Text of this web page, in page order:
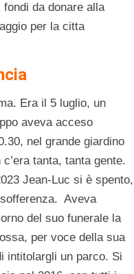
da donare alla
per la citta
Era il 5 luglio, un
aveva acceso
nel grande giardino
tanta, tanta gente.
Jean-Luc si è spento,
Aveva
del suo funerale la
per voce della sua
intitolargli un parco. Si